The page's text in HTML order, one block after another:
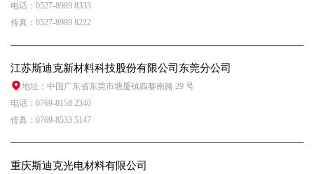
电话：0527-8989 8333
传真：0527-8989 8222
江苏斯迪克新材料科技股份有限公司东莞分公司
地址：中国广东省东莞市塘厦镇四黎南路 29 号
电话：0769-8158 2340
传真：0769-8533 5147
重庆斯迪克光电材料有限公司